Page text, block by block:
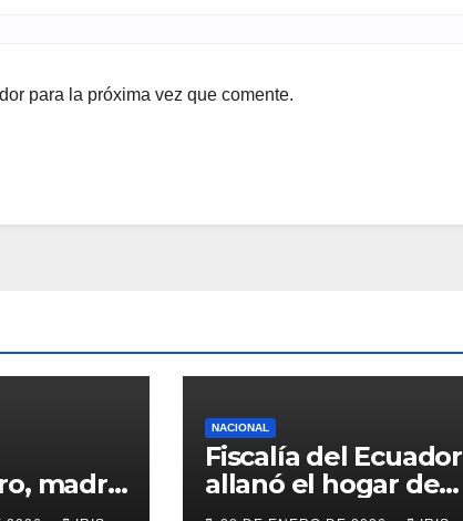
para la próxima vez que comente.
madre
NACIONAL
Fiscalía del Ecuador
allanó el hogar de
excandidata